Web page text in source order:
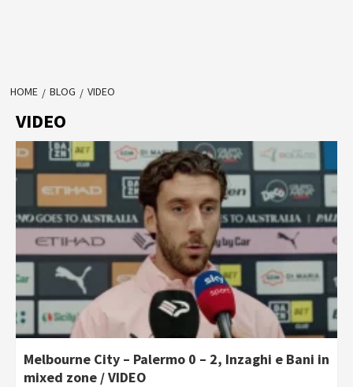
HOME BLOG VIDEO
VIDEO
Melbourne City – Palermo 0 – 2, Inzaghi e Bani in
mixed zone / VIDEO